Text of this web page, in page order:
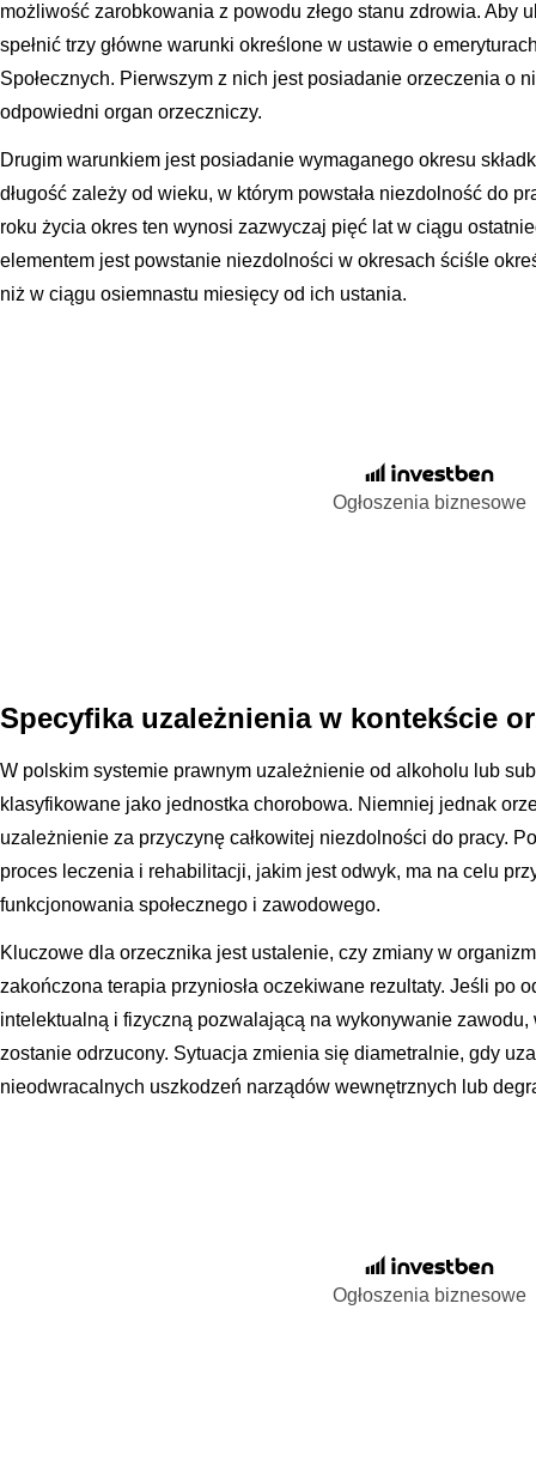
możliwość zarobkowania z powodu złego stanu zdrowia. Aby
spełnić trzy główne warunki określone w ustawie o
Społecznych. Pierwszym z nich jest posiadanie orzeczenia o
odpowiedni organ orzeczniczy.
Drugim warunkiem jest posiadanie wymaganego okresu
długość zależy od wieku, w którym powstała niezdolność do
roku życia okres ten wynosi zazwyczaj pięć lat w ciągu
elementem jest powstanie niezdolności w okresach ściśle
niż w ciągu osiemnastu miesięcy od ich ustania.
Ogłoszenia biznesowe
Specyfika uzależnienia w kontekście
W polskim systemie prawnym uzależnienie od alkoholu lub
klasyfikowane jako jednostka chorobowa. Niemniej jednak
uzależnienie za przyczynę całkowitej niezdolności do pracy.
proces leczenia i rehabilitacji, jakim jest odwyk, ma na celu
funkcjonowania społecznego i zawodowego.
Kluczowe dla orzecznika jest ustalenie, czy zmiany w
zakończona terapia przyniosła oczekiwane rezultaty. Jeśli po
intelektualną i fizyczną pozwalającą na wykonywanie
zostanie odrzucony. Sytuacja zmienia się diametralnie, gdy
nieodwracalnych uszkodzeń narządów wewnętrznych lub
Ogłoszenia biznesowe